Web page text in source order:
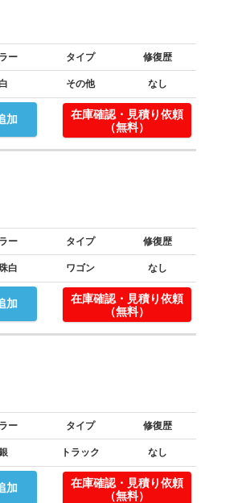
ー タイプ 修復歴
白 その他 なし
加
在庫確認・見積り依頼
（無料）
ー タイプ 修復歴
白 ワゴン なし
加
在庫確認・見積り依頼
（無料）
ー タイプ 修復歴
トラック なし
加
在庫確認・見積り依頼
（無料）